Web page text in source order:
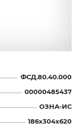
ФСД.80.40.000
00000485437
ОЗНА-ИС
186x304x620